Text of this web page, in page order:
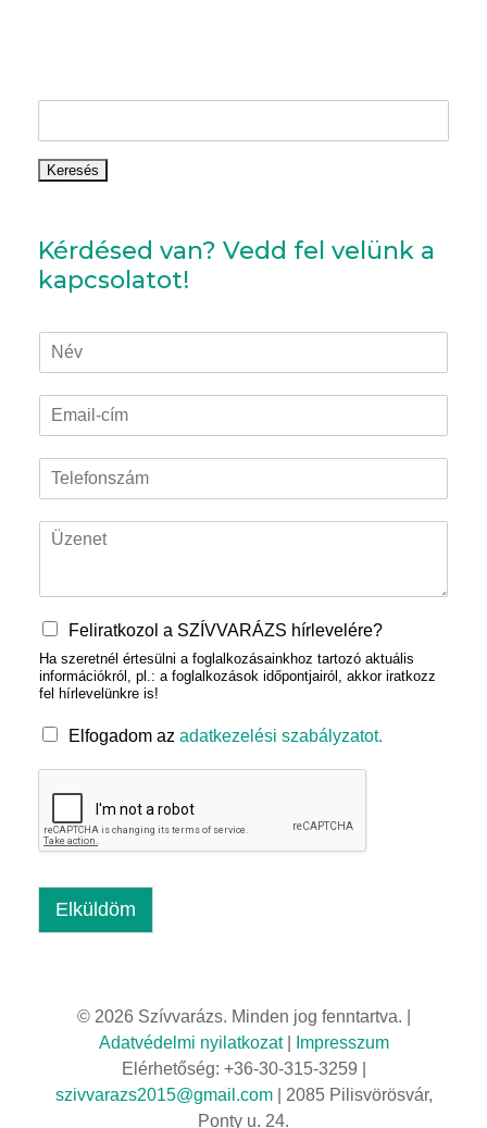
Kérdésed van? Vedd fel velünk a
kapcsolatot!
m
*
n
s
z
á
m
n
e
t
*
Feliratkozol a SZÍVVARÁZS hírlevelére?
Ha szeretnél értesülni a foglalkozásainkhoz tartozó aktuális
információkról, pl.: a foglalkozások időpontjairól, akkor iratkozz
fel hírlevelünkre is!
Elfogadom az adatkezelési szabályzatot.
Elküldöm
© 2026 Szívvarázs. Minden jog fenntartva. |
Adatvédelmi nyilatkozat|
Impresszum
Elérhetőség: +36-30-315-3259 |
szivvarazs2015@gmail.com| 2085 Pilisvörösvár,
Ponty u. 24.